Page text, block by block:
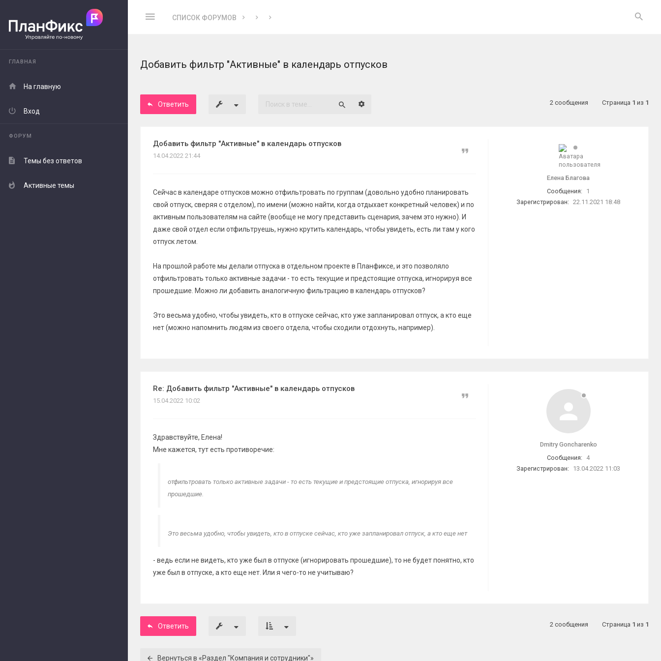
СПИСОК ФОРУМОВ
ГЛАВНАЯ
На главную
Вход
ФОРУМ
Темы без ответов
Активные темы
Добавить фильтр "Активные" в календарь отпусков
Ответить
Расширенный поиск 2 сообщения Страница 1 из 1
Елена Благова
Сообщения:
1
Зарегистрирован: 22.11.2021 18:48
Добавить фильтр "Активные" в календарь отпусков
Цитата
14.04.2022 21:44
Сейчас в календаре отпусков можно отфильтровать по группам (довольно удобно планировать
свой отпуск, сверяя с отделом), по имени (можно найти, когда отдыхает конкретный человек) и по
активным пользователям на сайте (вообще не могу представить сценария, зачем это нужно). И
даже свой отдел если отфильтруешь, нужно крутить календарь, чтобы увидеть, есть ли там у кого
отпуск летом.
На прошлой работе мы делали отпуска в отдельном проекте в Планфиксе, и это позволяло
отфильтровать только активные задачи - то есть текущие и предстоящие отпуска, игнорируя все
прошедшие. Можно ли добавить аналогичную фильтрацию в календарь отпусков?
Это весьма удобно, чтобы увидеть, кто в отпуске сейчас, кто уже запланировал отпуск, а кто еще
нет (можно напомнить людям из своего отдела, чтобы сходили отдохнуть, например).
Dmitry Goncharenko
Сообщения:
4
Зарегистрирован:
13.04.2022 11:03
Re: Добавить фильтр "Активные" в календарь отпусков
Цитата
15.04.2022 10:02
Здравствуйте, Елена!
Мне кажется, тут есть противоречие:
отфильтровать только активные задачи - то есть текущие и предстоящие отпуска, игнорируя все
прошедшие.
Это весьма удобно, чтобы увидеть, кто в отпуске сейчас, кто уже запланировал отпуск, а кто еще нет
- ведь если не видеть, кто уже был в отпуске (игнорировать прошедшие), то не будет понятно, кто
уже был в отпуске, а кто еще нет. Или я чего-то не учитываю?
Ответить 2 сообщения Страница 1 из 1
Вернуться в «Раздел "Компания и сотрудники"»